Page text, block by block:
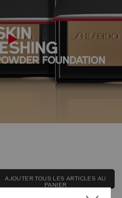
AJOUTER TOUS LES ARTICLES AU
PANIER